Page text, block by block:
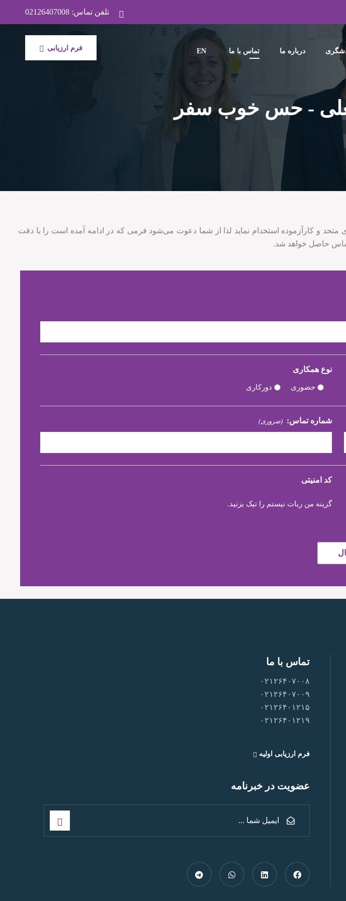
تلفن تماس: 02126407008
درباره ما تماس با ما EN فرم ارزیابی
- حس خوب سفر
و کارآزموده استخدام نماید لذا از شما دعوت می‌شود فرمی که در ادامه آمده است را با دقت
حاصل خواهد شد.
نوع همکاری
حضوری دورکاری
شماره تماس: (ضروری)
کد امنیتی
گزینه من ربات نیستم را تیک بزنید.
تماس با ما
۰۲۱۲۶۴۰۷۰۰۸
۰۲۱۲۶۴۰۷۰۰۹
۰۲۱۲۶۴۰۱۲۱۵
۰۲۱۲۶۴۰۱۲۱۹
فرم ارزیابی اولیه
عضویت در خبرنامه